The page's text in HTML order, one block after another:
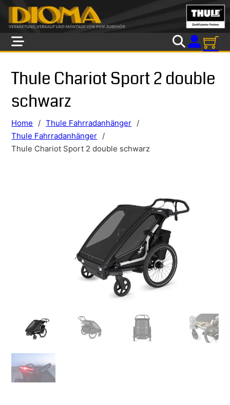
Skip to main content
Skip to footer
Thule Chariot Sport 2 double
schwarz
Home / Thule Fahrradanhänger /
Thule Fahrradanhänger /
Thule Chariot Sport 2 double schwarz